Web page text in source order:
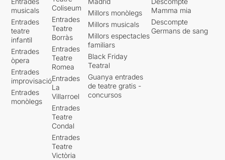
musicals
Entrades
teatre
infantil
Entrades
òpera
Entrades
improvisació
Entrades
monòlegs
Coliseum
Entrades
Teatre
Borràs
Entrades
Teatre
Romea
Entrades
La
Villarroel
Entrades
Teatre
Condal
Entrades
Teatre
Victòria
Millors monòlegs
Millors musicals
Millors espectacles
familiars
Black Friday
Teatral
Guanya entrades
de teatre gratis -
concursos
Mamma mia
Descompte
Germans de sang